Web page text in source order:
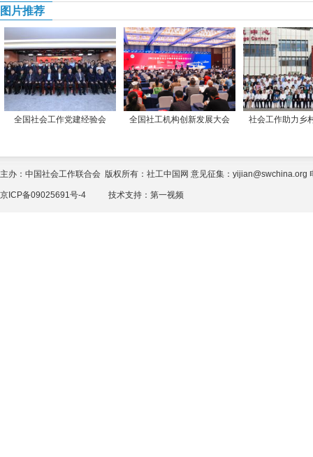
图片推荐
全国社会工作党建经验会 全国社工机构创新发展大会 社会工作助力乡
主办：中国社会工作联合会 版权所有：社工中国网 意见征集：yijian@swchina.org
京ICP备09025691号-4 技术支持： 第一视频